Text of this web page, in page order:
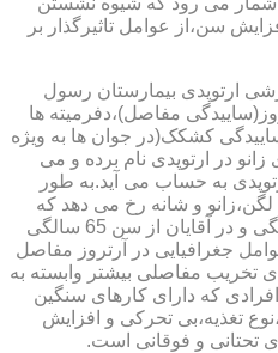
سن،از عوامل تاثیرگذار بر
ارتوپدی بیمارستان رسول
مفاصل)،دفرمیته ها
کشکک(در جوان ها به ویژه
در ارتوپدی نام برده و می
به حساب می آید.به طور
و شانه رخ می دهد که
معمولا در خانم ها از سن 55 سالگی و در آقایان از سن 65 سالگی
جغرافیایی در آرتروز مفاصل
تخریب مفاصلی بیشتر وابسته به
که دارای کارهای سنگین
تغذیه،بی تحرکی و افزایش
تحتانی و فوقانی است.